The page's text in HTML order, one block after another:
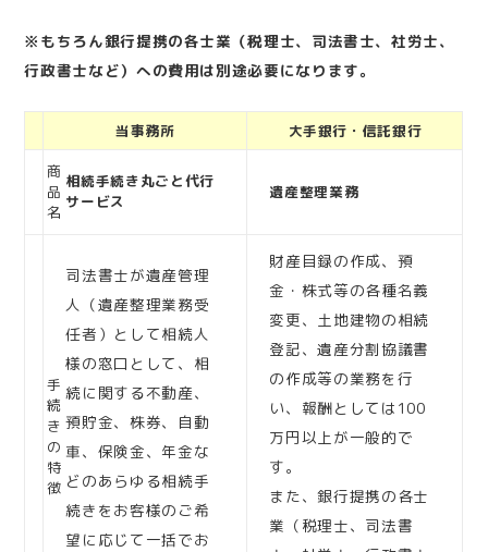
※もちろん銀行提携の各士業（税理士、司法書士、社労士、
行政書士など）への費用は別途必要になります。
当事務所 大手銀行・信託銀行
商
品
名
相続手続き丸ごと代行
サービス
遺産整理業務
手
続
き
の
特
徴
司法書士が遺産管理
人（遺産整理業務受
任者）として相続人
様の窓口として、相
続に関する不動産、
預貯金、株券、自動
車、保険金、年金な
どのあらゆる相続手
続きをお客様のご希
望に応じて一括でお
財産目録の作成、預
金・株式等の各種名義
変更、土地建物の相続
登記、遺産分割協議書
の作成等の業務を行
い、報酬としては100
万円以上が一般的で
す。
また、銀行提携の各士
業（税理士、司法書